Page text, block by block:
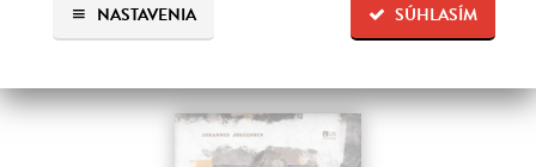
SÚHLASÍM
NASTAVENIA